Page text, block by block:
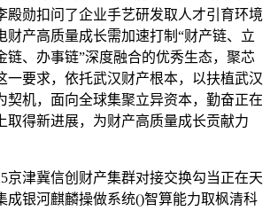
殿勋扣问了企业手艺研发取人才引育环境
财产高质量成长需加速打制“财产链、立
链、办事链”深度融合的优秀生态，聚芯
一要求，依托武汉财产根本，以扶植武汉
契机，面向全球集聚立异资本，勤奋正在
取得新进展，为财产高质量成长贡献力
津冀信创财产集群对接交换勾当正在天
成银河麒麟操做系统()智算能力取枫清科